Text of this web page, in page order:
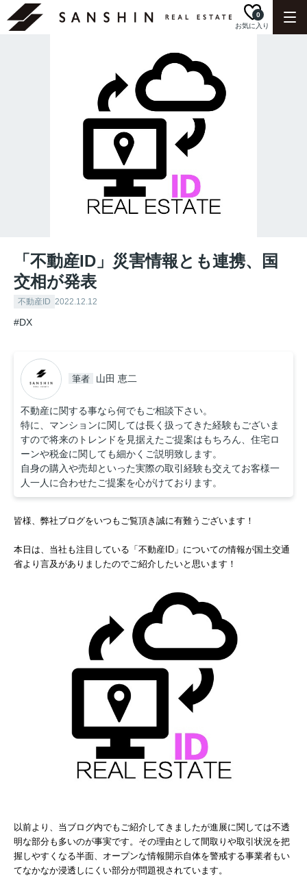
お気に入り
0
「不動産ID」災害情報とも連携、国
交相が発表
不動産ID 2022.12.12
#DX
筆者 山田 恵二
不動産に関する事なら何でもご相談下さい。
特に、マンションに関しては長く扱ってきた経験もございま
すので将来のトレンドを見据えたご提案はもちろん、住宅ロ
ーンや税金に関しても細かくご説明致します。
自身の購入や売却といった実際の取引経験も交えてお客様一
人一人に合わせたご提案を心がけております。
皆様、弊社ブログをいつもご覧頂き誠に有難うございます！
本日は、当社も注目している「不動産ID」についての情報が国土交通
省より言及がありましたのでご紹介したいと思います！
以前より、当ブログ内でもご紹介してきましたが進展に関しては不透
明な部分も多いのが事実です。その理由として間取りや取引状況を把
握しやすくなる半面、オープンな情報開示自体を警戒する事業者もい
てなかなか浸透しにくい部分が問題視されています。